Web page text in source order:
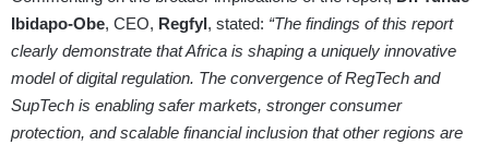
Ibidapo-Obe, CEO, Regfyl, stated: “The findings of this report
clearly demonstrate that Africa is shaping a uniquely innovative
model of digital regulation. The convergence of RegTech and
SupTech is enabling safer markets, stronger consumer
protection, and scalable financial inclusion that other regions are